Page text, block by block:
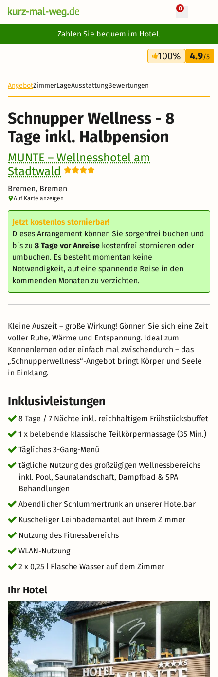
0
Zahlen Sie bequem im Hotel.
8 Tage
823 €
100% 4.9/5
AngebotZimmerLageAusstattungBewertungen
Schnupper Wellness - 8
Tage inkl. Halbpension
MUNTE – Wellnesshotel am
Stadtwald
Bremen, Bremen
Auf Karte anzeigen
Jetzt kostenlos stornierbar!
Dieses Arrangement können Sie sorgenfrei buchen und
bis zu 8 Tage vor Anreise kostenfrei stornieren oder
umbuchen. Es besteht momentan keine
Notwendigkeit, auf eine spannende Reise in den
kommenden Monaten zu verzichten.
Kleine Auszeit – große Wirkung! Gönnen Sie sich eine Zeit
voller Ruhe, Wärme und Entspannung. Ideal zum
Kennenlernen oder einfach mal zwischendurch – das
„Schnupperwellness“-Angebot bringt Körper und Seele
in Einklang.
Inklusivleistungen
8 Tage / 7 Nächte inkl. reichhaltigem Frühstücksbuffet
1 x belebende klassische Teilkörpermassage (35 Min.)
Tägliches 3-Gang-Menü
tägliche Nutzung des großzügigen Wellnessbereichs
inkl. Pool, Saunalandschaft, Dampfbad & SPA
Behandlungen
Abendlicher Schlummertrunk an unserer Hotelbar
Kuscheliger Leihbademantel auf Ihrem Zimmer
Nutzung des Fitnessbereichs
WLAN-Nutzung
2 x 0,25 l Flasche Wasser auf dem Zimmer
Ihr Hotel